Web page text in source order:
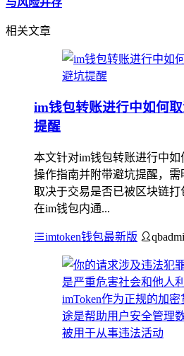
相关文章
im钱包转账进行中如何
提醒
本文针对im钱包转账进行中
操作指南并附带避坑提醒，
取决于交易是否已被区块链
在im钱包内通...
imtoken钱包最新版